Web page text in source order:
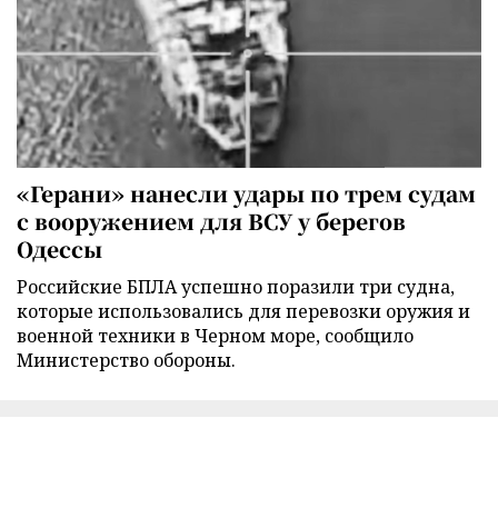
«Герани» нанесли удары по трем судам
с вооружением для ВСУ у берегов
Одессы
Российские БПЛА успешно поразили три судна,
которые использовались для перевозки оружия и
военной техники в Черном море, сообщило
Министерство обороны.